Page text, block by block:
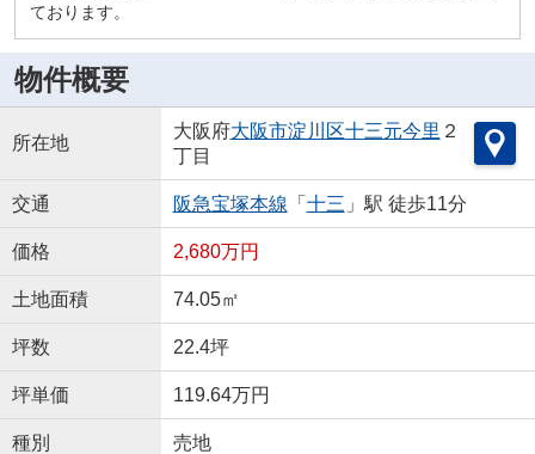
ております。
物件概要
所在地
大阪府大阪市淀川区十三元今里 ２
丁目
交通 阪急宝塚本線 「 十三 」駅 徒歩11分
価格 2,680万円
土地面積 74.05㎡
坪数 22.4坪
坪単価 119.64万円
種別 売地